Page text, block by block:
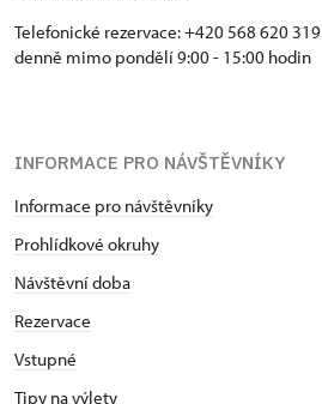
Telefonické rezervace: +420 568 620 319
denně mimo pondělí 9:00 - 15:00 hodin
INFORMACE PRO NÁVŠTĚVNÍKY
Informace pro návštěvníky
Prohlídkové okruhy
Návštěvní doba
Rezervace
Vstupné
Tipy na výlety